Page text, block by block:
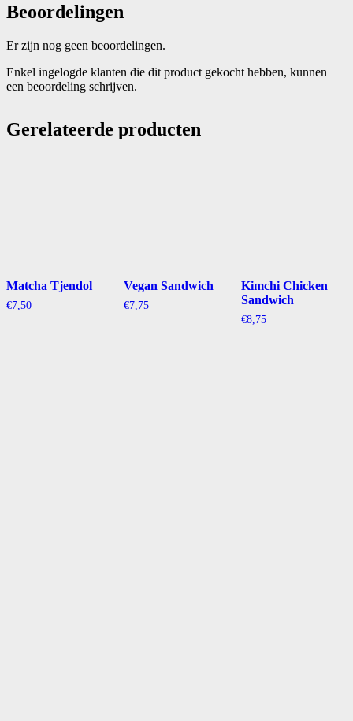
Beoordelingen
Er zijn nog geen beoordelingen.
Enkel ingelogde klanten die dit product gekocht hebben, kunnen
een beoordeling schrijven.
Gerelateerde producten
Matcha Tjendol
€7,50
Vegan Sandwich
€7,75
Kimchi Chicken
Sandwich
€8,75